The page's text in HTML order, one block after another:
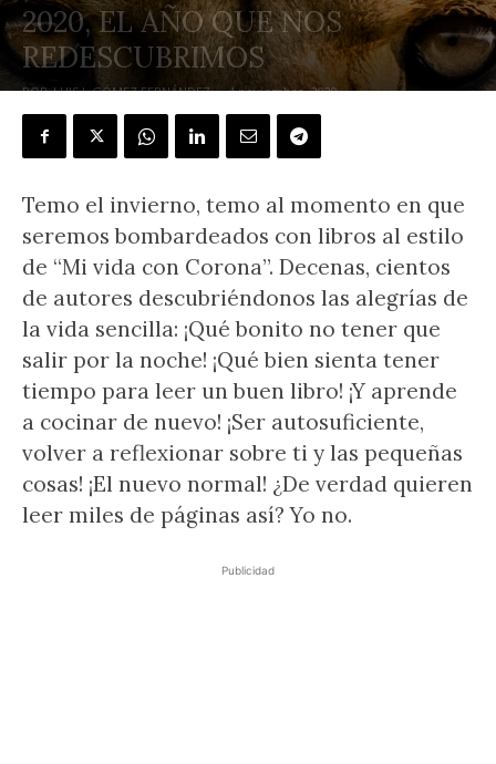
2020, EL AÑO QUE NOS
REDESCUBRIMOS
POR LUIS I. GÓMEZ FERNÁNDEZ - 4 noviembre, 2020
Temo el invierno, temo al momento en que
seremos bombardeados con libros al estilo
de “Mi vida con Corona”. Decenas, cientos
de autores descubriéndonos las alegrías de
la vida sencilla: ¡Qué bonito no tener que
salir por la noche! ¡Qué bien sienta tener
tiempo para leer un buen libro! ¡Y aprende
a cocinar de nuevo! ¡Ser autosuficiente,
volver a reflexionar sobre ti y las pequeñas
cosas! ¡El nuevo normal! ¿De verdad quieren
leer miles de páginas así? Yo no.
Publicidad